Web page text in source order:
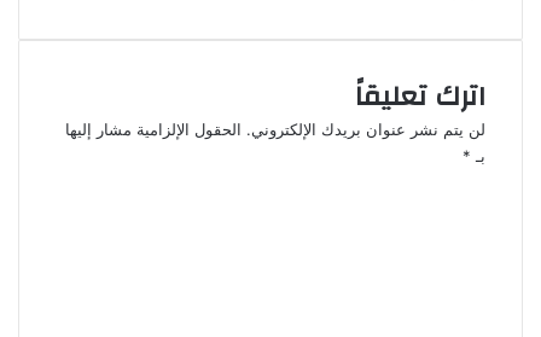
اترك تعليقاً
لن يتم نشر عنوان بريدك الإلكتروني. الحقول الإلزامية مشار إليها
بـ *